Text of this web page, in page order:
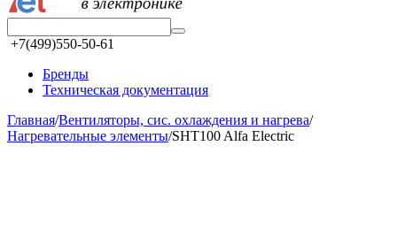
+7(499)550-50-61
Бренды
Техническая документация
Главная/Вентиляторы, сис. охлаждения и нагрева/
Нагревательные элементы/SHT100 Alfa Electric